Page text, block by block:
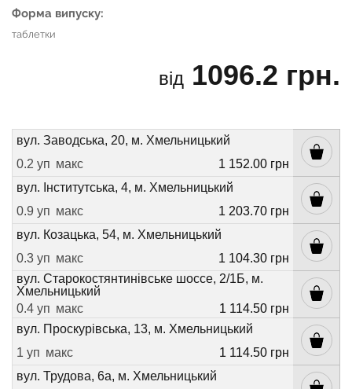
Форма випуску:
таблетки
від 1096.2 грн.
вул. Заводська, 20, м. Хмельницький
0.2 уп макс
1 152.00 грн
вул. Інститутська, 4, м. Хмельницький
0.9 уп макс
1 203.70 грн
вул. Козацька, 54, м. Хмельницький
0.3 уп макс
1 104.30 грн
вул. Старокостянтинівське шоссе, 2/1Б, м.
Хмельницький
0.4 уп макс
1 114.50 грн
вул. Проскурівська, 13, м. Хмельницький
1 уп макс
1 114.50 грн
вул. Трудова, 6а, м. Хмельницький